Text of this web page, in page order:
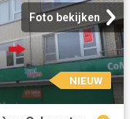
Foto bekijken
NIEUW